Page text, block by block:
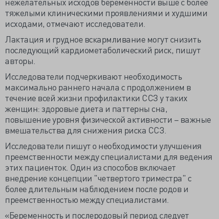
тяжелыми клиническими проявлениями и худшими
исходами, отмечают исследователи.
Лактация и грудное вскармливание могут снизить
последующий кардиометаболический риск, пишут
авторы.
Исследователи подчеркивают необходимость
максимально раннего начала с продолжением в
течение всей жизни профилактики ССЗ у таких
женщин: здоровые диета и паттерны сна,
повышение уровня физической активности – важные
вмешательства для снижения риска ССЗ.
Исследователи пишут о необходимости улучшения
преемственности между специалистами для ведения
этих пациенток. Один из способов включает
внедрение концепции "четвертого триместра" с
более длительным наблюдением после родов и
преемственностью между специалистами.
«Беременность и послеродовый период следует